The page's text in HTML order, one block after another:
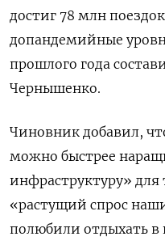
достиг 78 млн
допандемийные
прошлого года
Чернышенко.
Чиновник добавил,
можно быстрее
инфраструктуру» для
«растущий спрос
полюбили отдыхать в